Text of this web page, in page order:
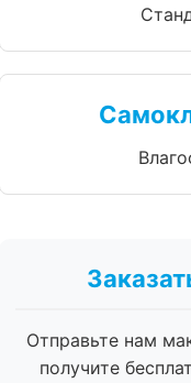
Отправьте нам
получите